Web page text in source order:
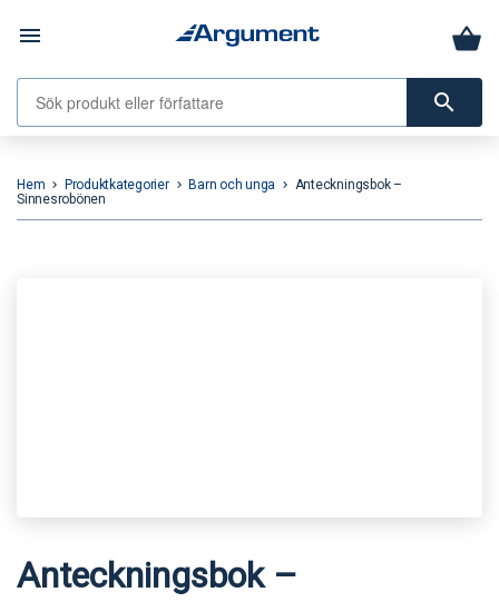
menu
search
Hem keyboard_arrow_right Produktkategorier keyboard_arrow_right Barn och unga keyboard_arrow_right Anteckningsbok –
Sinnesrobönen
Anteckningsbok –